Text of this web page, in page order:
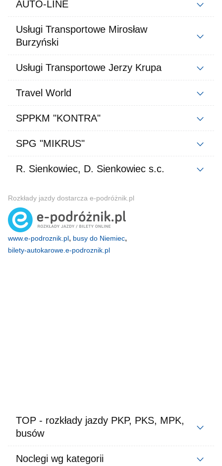
AUTO-LINE
Usługi Transportowe Mirosław
Burzyński
Usługi Transportowe Jerzy Krupa
Travel World
SPPKM "KONTRA"
SPG "MIKRUS"
R. Sienkowiec, D. Sienkowiec s.c.
Rozkłady jazdy dostarcza e-podróżnik.pl
www.e-podroznik.pl, busy do Niemiec,
bilety-autokarowe.e-podroznik.pl
TOP - rozkłady jazdy PKP, PKS, MPK,
busów
Noclegi wg kategorii